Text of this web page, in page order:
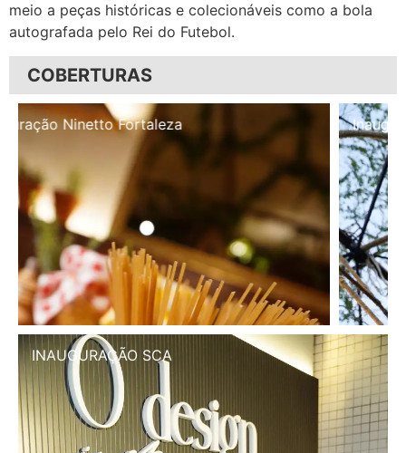
meio a peças históricas e colecionáveis como a bola
autografada pelo Rei do Futebol.
COBERTURAS
Inauguração Illa Café
INAUGURAÇÃO SCA